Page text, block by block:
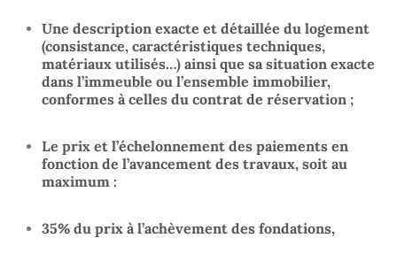
Une description exacte et détaillée du logement
(consistance, caractéristiques techniques,
matériaux utilisés…) ainsi que sa situation exacte
dans l’immeuble ou l’ensemble immobilier,
conformes à celles du contrat de réservation ;
Le prix et l’échelonnement des paiements en
fonction de l’avancement des travaux, soit au
maximum :
35% du prix à l’achèvement des fondations,